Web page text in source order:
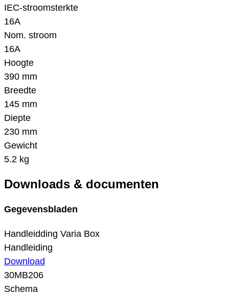
IEC-stroomsterkte
16A
Nom. stroom
16A
Hoogte
390 mm
Breedte
145 mm
Diepte
230 mm
Gewicht
5.2 kg
Downloads & documenten
Gegevensbladen
Handleidding Varia Box
Handleiding
Download
30MB206
Schema